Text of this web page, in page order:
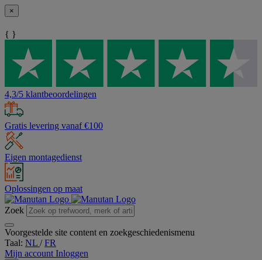
×
{ }
4,3/5 klantbeoordelingen
Gratis levering vanaf €100
Eigen montagedienst
Oplossingen op maat
Zoek
Voorgestelde site content en zoekgeschiedenismenu
Taal: NL /FR
Mijn account Inloggen